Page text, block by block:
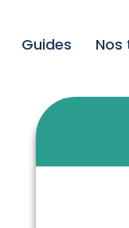
Guides Nos